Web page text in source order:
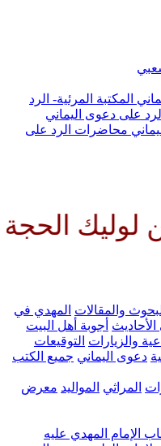
الرد
الرد على
بن
المهدي في
أهل البيت
التوقيعات
جميع الكتب
معرض
عليه